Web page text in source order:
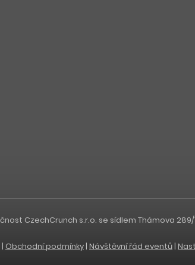
CzechCrunch s.r.o. se sídlem Thámova 289/
| Obchodní podmínky| Návštěvní řád eventů|